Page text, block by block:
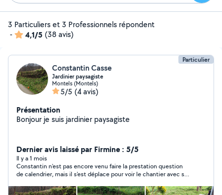
3 Particuliers et 3 Professionnels répondent
-
4,1/5 (38 avis)
Particulier
Constantin Casse
Jardinier paysagiste
Montels (Montels)
5/5 (4 avis)
Présentation
Bonjour je suis jardinier paysagiste
Dernier avis laissé par Firmine : 5/5
Il y a 1 mois
Constantin n'est pas encore venu faire la prestation question
de calendrier, mais il s'est déplace pour voir le chantier avec sa
questions posées de manière pro, , leur prix est très correct et